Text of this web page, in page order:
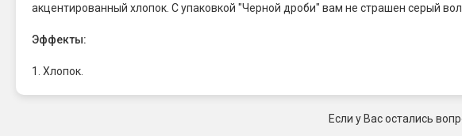
акцентированный хлопок. С упаковкой "Черной дроби" вам не страшен серый
Эффекты:
1. Хлопок.
Если у Вас остались